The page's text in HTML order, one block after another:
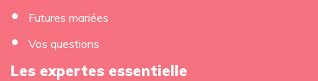
Futures mariées
Vos questions
Les expertes essentielle